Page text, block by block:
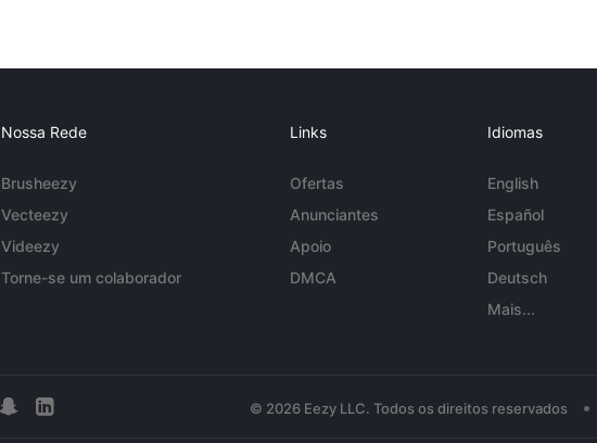
Nossa Rede
Brusheezy
Vecteezy
Videezy
Torne-se um colaborador
Links
Ofertas
Anunciantes
Apoio
DMCA
Idiomas
English
Español
Português
Deutsch
Mais...
© 2026 Eezy LLC. Todos os direitos reservados •